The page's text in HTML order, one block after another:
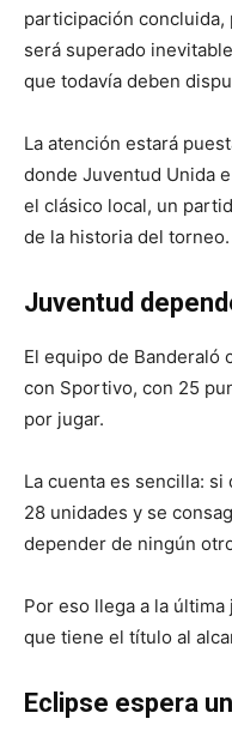
participación concluida,
será superado
que todavía deben
La atención estará
donde Juventud Unida
el clásico local, un
de la historia del torneo.
Juventud
El equipo de Banderaló
con Sportivo, con 25
por jugar.
La cuenta es sencilla:
28 unidades y se
depender de ningún
Por eso llega a la
que tiene el título al
Eclipse espera